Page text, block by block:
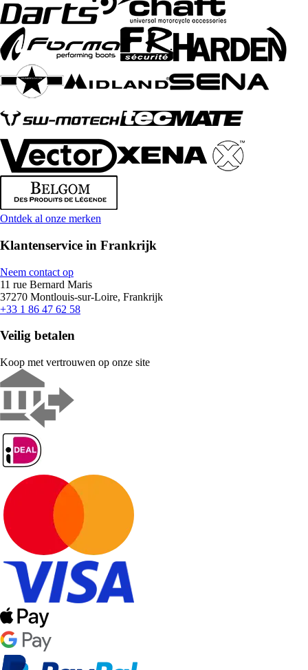
Ontdek al onze merken
Klantenservice in Frankrijk
Neem contact op
11 rue Bernard Maris
37270 Montlouis-sur-Loire, Frankrijk
+33 1 86 47 62 58
Veilig betalen
Koop met vertrouwen op onze site